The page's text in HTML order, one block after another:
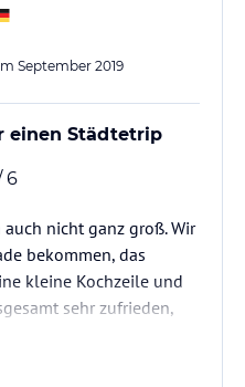
September 2019
einen Städtetrip
6
nicht ganz groß. Wir
bekommen, das
kleine Kochzeile und
sehr zufrieden,